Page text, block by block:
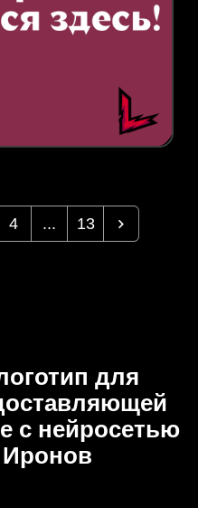
4 ... 13
для
с нейросетью